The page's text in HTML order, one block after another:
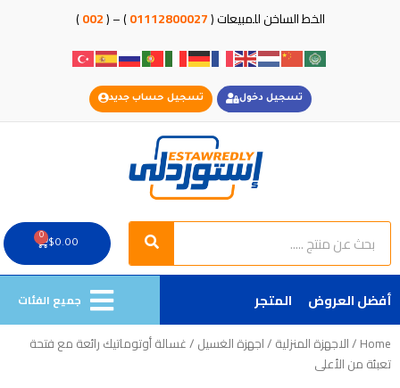
الخط الساخن للمبيعات (01112800027
) – (
002
)
تسجيل دخول تسجيل حساب جديد
Search
Search
$0.00
0
Cart
أفضل العروض المتجر جميع الفئات
Home
/الاجهزة المنزلية /اجهزة الغسيل / غسالة أوتوماتيك رائعة مع فتحة
تعبئة من الأعلى